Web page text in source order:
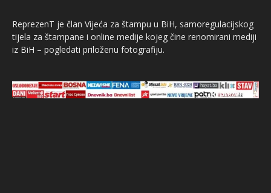
ReprezenT je član Vijeća za štampu u BiH, samoregulacijskog
tijela za štampane i online medije kojeg čine renomirani mediji
iz BiH – pogledati priloženu fotografiju.